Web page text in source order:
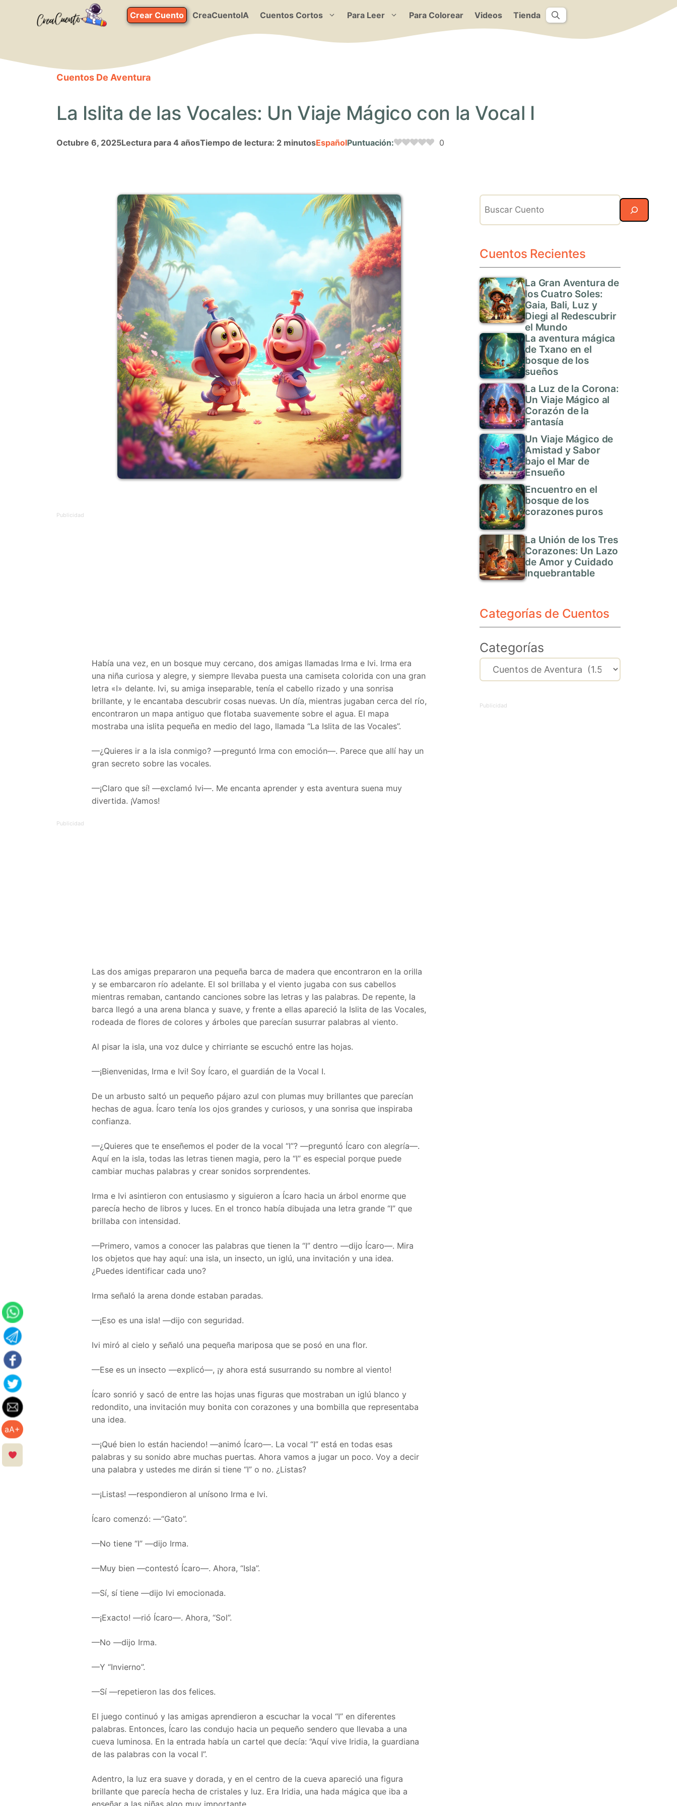
Crear Cuento CreaCuentoIA Cuentos Cortos Para Leer Para Colorear Videos Tienda
Cuentos De Aventura
La Islita de las Vocales: Un Viaje Mágico con la Vocal I
octubre 6, 2025Lectura para 4 añosTiempo de lectura: 2 minutosEspañolPuntuación: 0
aA+
Había una vez, en un bosque muy cercano, dos amigas llamadas Irma e Ivi. Irma era
una niña curiosa y alegre, y siempre llevaba puesta una camiseta colorida con una gran
letra «I» delante. Ivi, su amiga inseparable, tenía el cabello rizado y una sonrisa
brillante, y le encantaba descubrir cosas nuevas. Un día, mientras jugaban cerca del río,
encontraron un mapa antiguo que flotaba suavemente sobre el agua. El mapa
mostraba una islita pequeña en medio del lago, llamada “La Islita de las Vocales”.
—¿Quieres ir a la isla conmigo? —preguntó Irma con emoción—. Parece que allí hay un
gran secreto sobre las vocales.
—¡Claro que sí! —exclamó Ivi—. Me encanta aprender y esta aventura suena muy
divertida. ¡Vamos!
Las dos amigas prepararon una pequeña barca de madera que encontraron en la orilla
y se embarcaron río adelante. El sol brillaba y el viento jugaba con sus cabellos
mientras remaban, cantando canciones sobre las letras y las palabras. De repente, la
barca llegó a una arena blanca y suave, y frente a ellas apareció la Islita de las Vocales,
rodeada de flores de colores y árboles que parecían susurrar palabras al viento.
Al pisar la isla, una voz dulce y chirriante se escuchó entre las hojas.
—¡Bienvenidas, Irma e Ivi! Soy Ícaro, el guardián de la Vocal I.
De un arbusto saltó un pequeño pájaro azul con plumas muy brillantes que parecían
hechas de agua. Ícaro tenía los ojos grandes y curiosos, y una sonrisa que inspiraba
confianza.
—¿Quieres que te enseñemos el poder de la vocal “I”? —preguntó Ícaro con alegría—.
Aquí en la isla, todas las letras tienen magia, pero la “I” es especial porque puede
cambiar muchas palabras y crear sonidos sorprendentes.
Irma e Ivi asintieron con entusiasmo y siguieron a Ícaro hacia un árbol enorme que
parecía hecho de libros y luces. En el tronco había dibujada una letra grande “I” que
brillaba con intensidad.
—Primero, vamos a conocer las palabras que tienen la “I” dentro —dijo Ícaro—. Mira
los objetos que hay aquí: una isla, un insecto, un iglú, una invitación y una idea.
¿Puedes identificar cada uno?
Irma señaló la arena donde estaban paradas.
—¡Eso es una isla! —dijo con seguridad.
Ivi miró al cielo y señaló una pequeña mariposa que se posó en una flor.
—Ese es un insecto —explicó—, ¡y ahora está susurrando su nombre al viento!
Ícaro sonrió y sacó de entre las hojas unas figuras que mostraban un iglú blanco y
redondito, una invitación muy bonita con corazones y una bombilla que representaba
una idea.
—¡Qué bien lo están haciendo! —animó Ícaro—. La vocal “I” está en todas esas
palabras y su sonido abre muchas puertas. Ahora vamos a jugar un poco. Voy a decir
una palabra y ustedes me dirán si tiene “I” o no. ¿Listas?
—¡Listas! —respondieron al unísono Irma e Ivi.
Ícaro comenzó: —“Gato”.
—No tiene “I” —dijo Irma.
—Muy bien —contestó Ícaro—. Ahora, “Isla”.
—Sí, sí tiene —dijo Ivi emocionada.
—¡Exacto! —rió Ícaro—. Ahora, “Sol”.
—No —dijo Irma.
—Y “Invierno”.
—Sí —repetieron las dos felices.
El juego continuó y las amigas aprendieron a escuchar la vocal “I” en diferentes
palabras. Entonces, Ícaro las condujo hacia un pequeño sendero que llevaba a una
cueva luminosa. En la entrada había un cartel que decía: “Aquí vive Iridia, la guardiana
de las palabras con la vocal I”.
Adentro, la luz era suave y dorada, y en el centro de la cueva apareció una figura
brillante que parecía hecha de cristales y luz. Era Iridia, una hada mágica que iba a
enseñar a las niñas algo muy importante.
Search
Cuentos Recientes
La Gran Aventura de
los Cuatro Soles:
Gaia, Bali, Luz y
Diegi al Redescubrir
el Mundo
La aventura mágica
de Txano en el
bosque de los
sueños
La Luz de la Corona:
Un Viaje Mágico al
Corazón de la
Fantasía
Un Viaje Mágico de
Amistad y Sabor
bajo el Mar de
Ensueño
Encuentro en el
bosque de los
corazones puros
La Unión de los Tres
Corazones: Un Lazo
de Amor y Cuidado
Inquebrantable
Categorías de Cuentos
Categorías